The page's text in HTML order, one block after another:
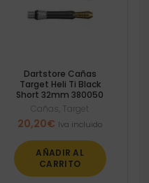
Dartstore Cañas
Target Heli Ti Black
Short 32mm 380050
Cañas Target
20,20€ Iva incluido
AÑADIR AL
CARRITO